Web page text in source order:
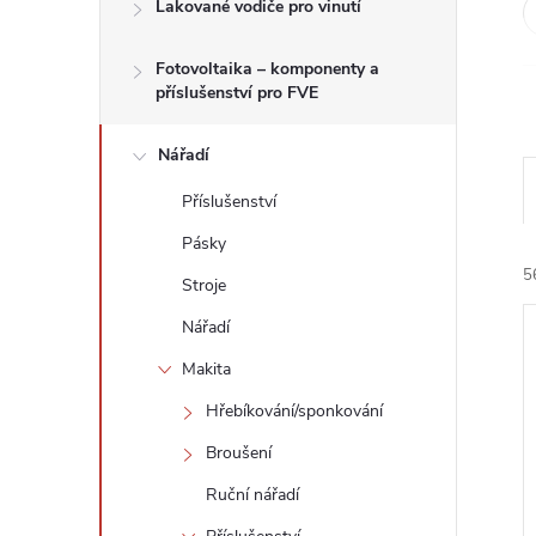
l
Lakované vodiče pro vinutí
Fotovoltaika – komponenty a
příslušenství pro FVE
Nářadí
Příslušenství
Pásky
Stroje
Nářadí
Makita
Hřebíkování/sponkování
Broušení
Ruční nářadí
a